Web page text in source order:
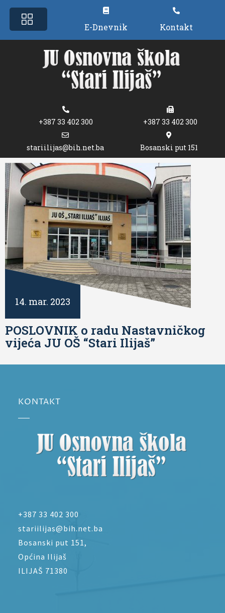
E-Dnevnik Kontakt
+387 33 402 300 +387 33 402 300
stariilijas@bih.net.ba Bosanski put 151
14. mar. 2023
POSLOVNIK o radu Nastavničkog
vijeća JU OŠ “Stari Ilijaš”
KONTAKT
+387 33 402 300
stariilijas@bih.net.ba
Bosanski put 151,
Općina Ilijaš
ILIJAŠ 71380